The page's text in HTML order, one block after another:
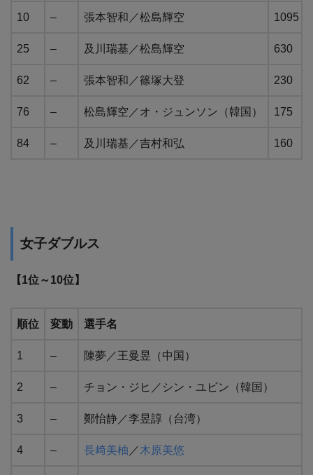
10 – 張本智和／松島輝空 1095
25 – 及川瑞基／松島輝空 630
62 – 張本智和／篠塚大登 230
76 – 松島輝空／オ・ジュンソン（韓国） 175
84 – 及川瑞基／吉村和弘 160
女子ダブルス
【1位～10位】
順位 変動 選手名
1 – 陳夢／王曼昱（中国）
2 – チョン・ジヒ／シン・ユビン（韓国）
3 – 鄭怡静／李昱諄（台湾）
4 – 長﨑美柚 ／木原美悠